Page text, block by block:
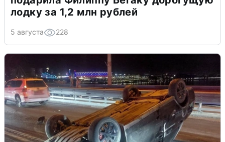
лодку за 1,2 млн рублей
5 августа 228